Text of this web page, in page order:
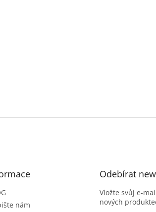
nám
Odebírat
Vložte svůj e-
nových